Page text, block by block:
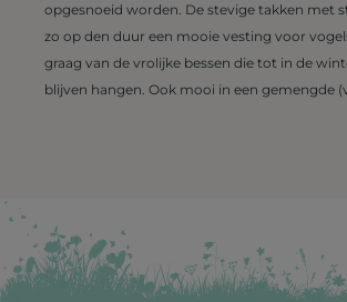
opgesnoeid worden. De stevige takken met
zo op den duur een mooie vesting voor
graag van de vrolijke bessen die tot in de
blijven hangen. Ook mooi in een gemengde